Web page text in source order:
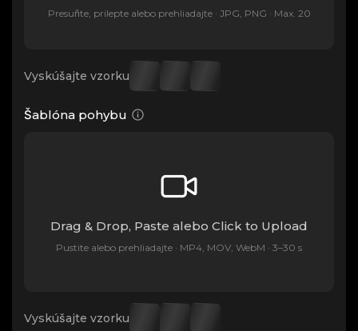
Presuňte, prilepte alebo prehliadajte · JPG, PNG · Max. 20
Vyskúšajte vzorku
Šablóna pohybu
Drag & Drop, Paste alebo Click to Upload
Pustite alebo prehliadajte · MP4, MOV, WebM · 3–30 s
Vyskúšajte vzorku